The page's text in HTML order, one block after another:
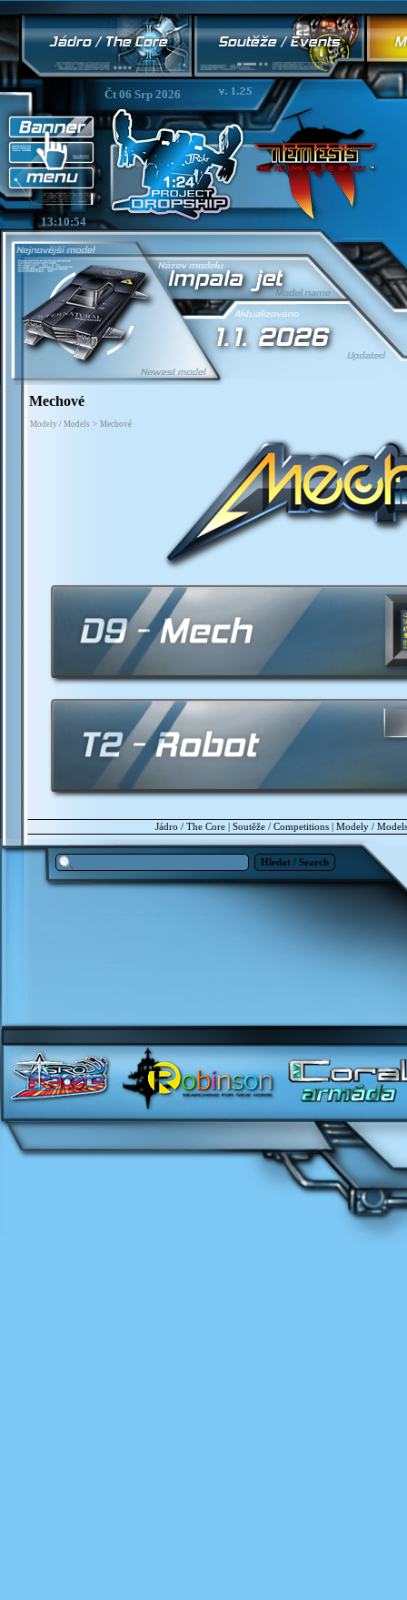
13:10:54
Čt 06 Srp 2026
Mechové
Modely / Models > Mechové
Jádro / The Core Soutěže / Competitions Modely / Models
Hledat / Search